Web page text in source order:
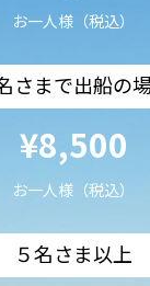
お一人様（税込）
さまで出船の
¥8,500
お一人様（税込）
５名さま以上